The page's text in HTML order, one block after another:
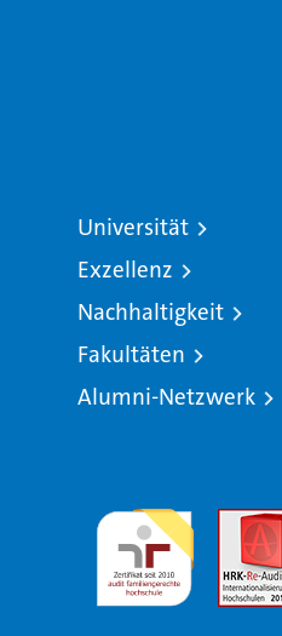
Universität
Exzellenz
Nachhaltigkeit
Fakultäten
Alumni-Netzwerk